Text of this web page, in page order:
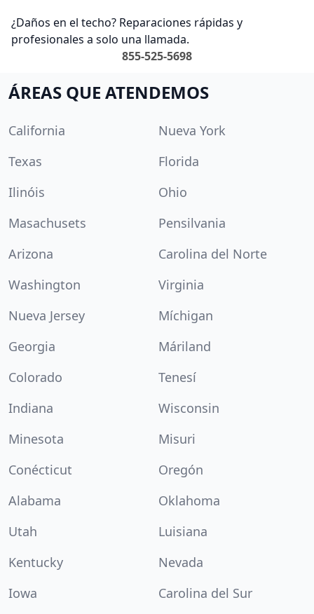
¿Daños en el techo? Reparaciones rápidas y
profesionales a solo una llamada.
855-525-5698
ÁREAS QUE ATENDEMOS
California
Nueva York
Texas
Florida
Ilinóis
Ohio
Masachusets
Pensilvania
Arizona
Carolina del Norte
Washington
Virginia
Nueva Jersey
Míchigan
Georgia
Máriland
Colorado
Tenesí
Indiana
Wisconsin
Minesota
Misuri
Conécticut
Oregón
Alabama
Oklahoma
Utah
Luisiana
Kentucky
Nevada
Iowa
Carolina del Sur